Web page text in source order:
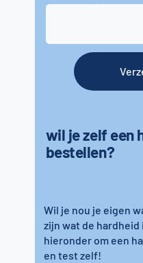
wil je zelf een
bestellen?
Wil je nou je eigen
zijn wat de
hieronder om een
en test zelf!